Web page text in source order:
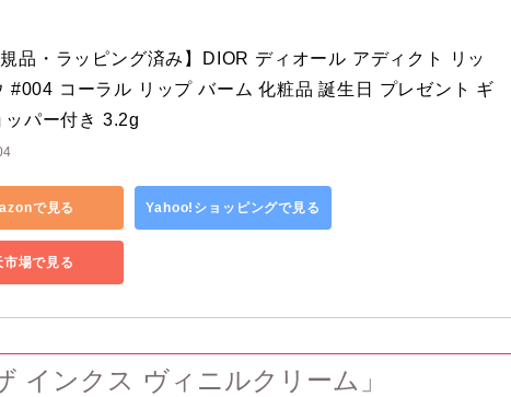
規品・ラッピング済み】DIOR ディオール アディクト リッ
#004 コーラル リップ バーム 化粧品 誕生日 プレゼント ギ
ッパー付き 3.2g
で見る Yahoo!ショッピングで見る
市場で見る
インクス ヴィニルクリーム」